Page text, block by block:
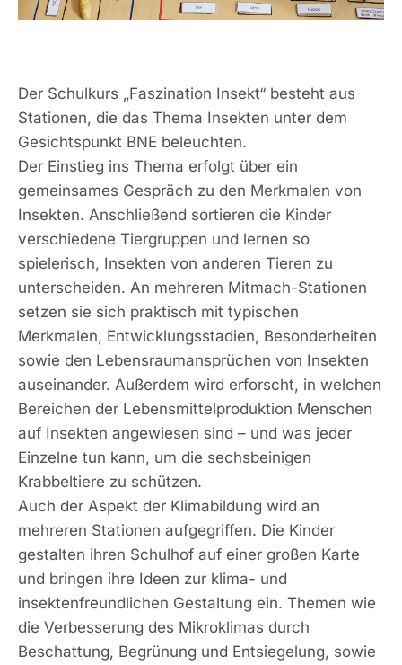
Der Schulkurs „Faszination Insekt“ besteht aus
Stationen, die das Thema Insekten unter dem
Gesichtspunkt BNE beleuchten.
Der Einstieg ins Thema erfolgt über ein
gemeinsames Gespräch zu den Merkmalen von
Insekten. Anschließend sortieren die Kinder
verschiedene Tiergruppen und lernen so
spielerisch, Insekten von anderen Tieren zu
unterscheiden. An mehreren Mitmach-Stationen
setzen sie sich praktisch mit typischen
Merkmalen, Entwicklungsstadien, Besonderheiten
sowie den Lebensraumansprüchen von Insekten
auseinander. Außerdem wird erforscht, in welchen
Bereichen der Lebensmittelproduktion Menschen
auf Insekten angewiesen sind – und was jeder
Einzelne tun kann, um die sechsbeinigen
Krabbeltiere zu schützen.
Auch der Aspekt der Klimabildung wird an
mehreren Stationen aufgegriffen. Die Kinder
gestalten ihren Schulhof auf einer großen Karte
und bringen ihre Ideen zur klima- und
insektenfreundlichen Gestaltung ein. Themen wie
die Verbesserung des Mikroklimas durch
Beschattung, Begrünung und Entsiegelung, sowie